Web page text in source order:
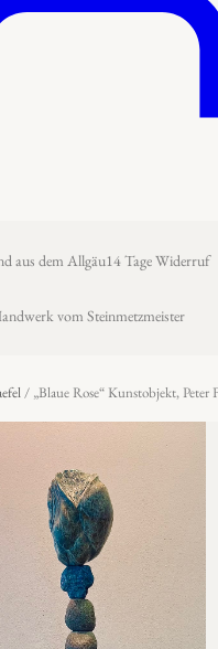
aus dem Allgäu14 Tage Widerruf
vom Steinmetzmeister
/ „Blaue Rose“ Kunstobjekt, Peter